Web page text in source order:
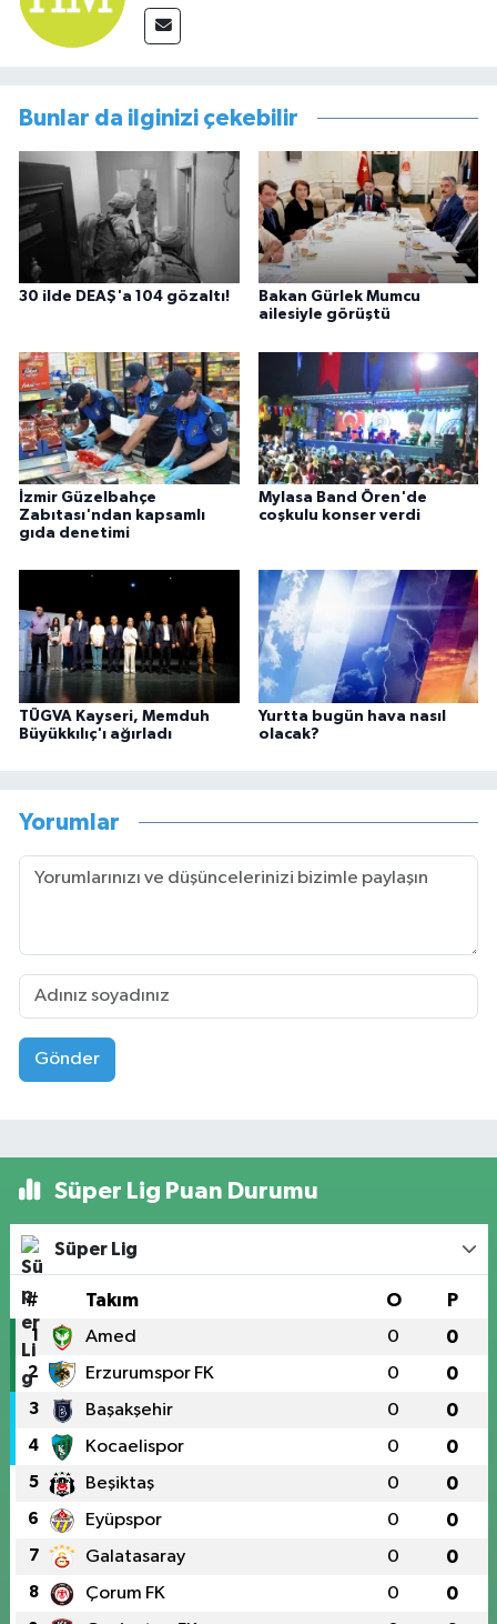
Bunlar da ilginizi çekebilir
30 ilde DEAŞ'a 104 gözaltı!
Bakan Gürlek Mumcu
ailesiyle görüştü
İzmir Güzelbahçe
Zabıtası'ndan kapsamlı
gıda denetimi
Mylasa Band Ören'de
coşkulu konser verdi
TÜGVA Kayseri, Memduh
Büyükkılıç'ı ağırladı
Yurtta bugün hava nasıl
olacak?
Yorumlar
Gönder
Süper Lig Puan Durumu
Süper Lig
# Takım O P
1 Amed 0 0
2 Erzurumspor FK 0 0
3 Başakşehir 0 0
4 Kocaelispor 0 0
5 Beşiktaş 0 0
6 Eyüpspor 0 0
7 Galatasaray 0 0
8 Çorum FK 0 0